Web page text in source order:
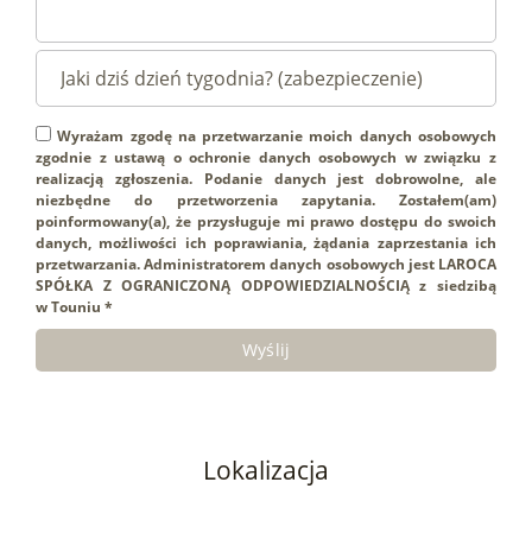
Wyrażam zgodę na przetwarzanie moich danych osobowych
zgodnie z ustawą o ochronie danych osobowych w związku z
realizacją zgłoszenia. Podanie danych jest dobrowolne, ale
niezbędne do przetworzenia zapytania. Zostałem(am)
poinformowany(a), że przysługuje mi prawo dostępu do swoich
danych, możliwości ich poprawiania, żądania zaprzestania ich
przetwarzania. Administratorem danych osobowych jest LAROCA
SPÓŁKA Z OGRANICZONĄ ODPOWIEDZIALNOŚCIĄ z siedzibą
w Touniu *
Lokalizacja